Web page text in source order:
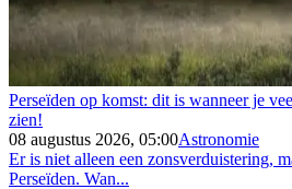
Perseïden op komst: dit is wanneer je
zien!
08 augustus 2026, 05:00Astronomie
Er is niet alleen een zonsverduistering,
Perseïden. Wan...